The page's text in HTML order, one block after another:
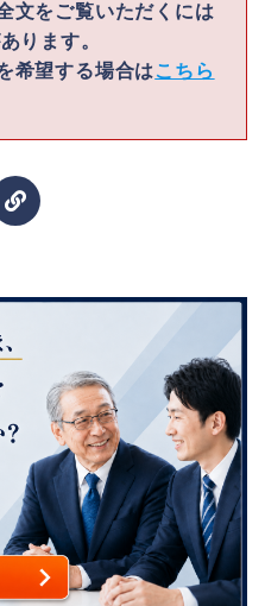
文をご覧いただくには
ります。
希望する場合は こちら